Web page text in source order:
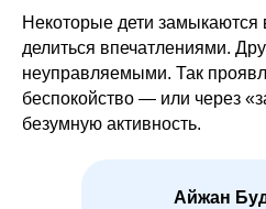
Некоторые дети замыкаются
делиться впечатлениями.
неуправляемыми. Так
беспокойство — или через
безумную активность.
Айжан